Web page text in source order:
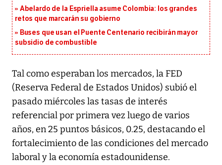
Abelardo de la Espriella asume Colombia: los grandes
retos que marcarán su gobierno
Buses que usan el Puente Centenario recibirán mayor
subsidio de combustible
Tal como esperaban los mercados, la FED
(Reserva Federal de Estados Unidos) subió el
pasado miércoles las tasas de interés
referencial por primera vez luego de varios
años, en 25 puntos básicos, 0.25, destacando el
fortalecimiento de las condiciones del mercado
laboral y la economía estadounidense.